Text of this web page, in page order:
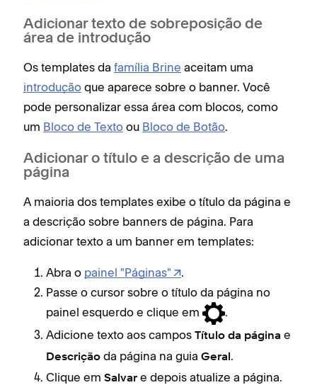
Adicionar texto de sobreposição de
área de introdução
Os templates da família Brine aceitam uma
introdução que aparece sobre o banner. Você
pode personalizar essa área com blocos, como
um Bloco de Texto ou Bloco de Botão.
Adicionar o título e a descrição de uma
página
A maioria dos templates exibe o título da página e
a descrição sobre banners de página. Para
adicionar texto a um banner em templates:
Abra o painel "Páginas"
.
Passe o cursor sobre o título da página no
painel esquerdo e clique em
.
Adicione texto aos campos Título da página e
Descrição da página na guia Geral .
Clique em Salvar e depois atualize a página.